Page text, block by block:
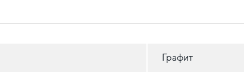
Графит